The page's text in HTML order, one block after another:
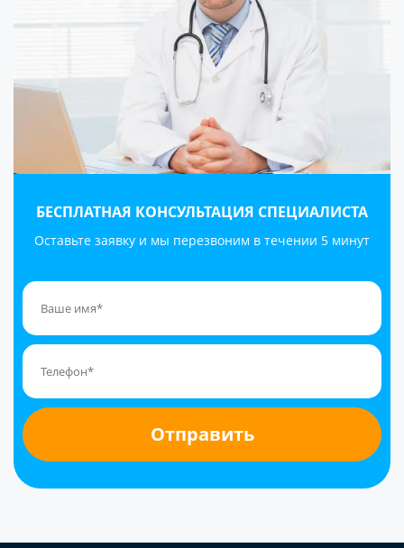
В основе терапевтической работы лежит
международная программа «12 шагов», доказавшая
свою эффективность на практике во многих странах
мира. Программа направлена на глубокую
личностную трансформацию человека,
формирование ответственности за собственную
жизнь и выработку устойчивой мотивации к
трезвости. Работа строится не только на отказе от
и на изменении мышления, ценностей и образа
жизни.
Кропивницком проводится по индивидуальному
плану. Перед началом курса специалисты проводят
комплексную диагностику состояния пациента,
оценивают физическое здоровье, психологические
особенности, длительность зависимости и уровень
мотивации к лечению. На основе этих данных
формируется персональная программа
восстановления.
Общие принципы терапии
БЕСПЛАТНАЯ КОНСУЛЬТАЦИЯ СПЕЦИАЛИСТА
Оставьте заявку и мы перезвоним в течении 5 минут